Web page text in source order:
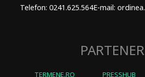
Telefon: 0241.625.564E-mail:
TERMENE.RO PRESSHUB